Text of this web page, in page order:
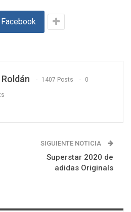
Facebook
1407 Posts 0
SIGUIENTE NOTICIA
Superstar 2020 de
adidas Originals